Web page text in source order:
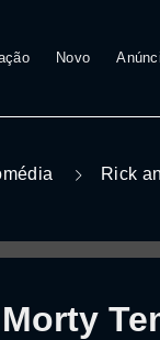
Novo
Rick